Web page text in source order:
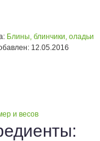
Блины, блинчики, оладьи
12.05.2016
и весов